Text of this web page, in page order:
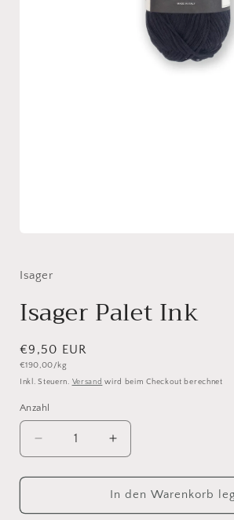
Modal
öffnen
Isager
Isager Palet Ink
Normaler
Preis
€9,50 EUR
Grundpreis
€190,00/kg
Inkl. Steuern. Versand wird beim Checkout berechnet
Anzahl
Anzahl
Verringere
die
Menge
Isager
Erhöhe
die
Menge
für
Isager
In den Warenkorb